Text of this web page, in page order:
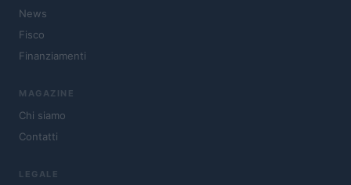
News
Fisco
Finanziamenti
MAGAZINE
Chi siamo
Contatti
LEGALE